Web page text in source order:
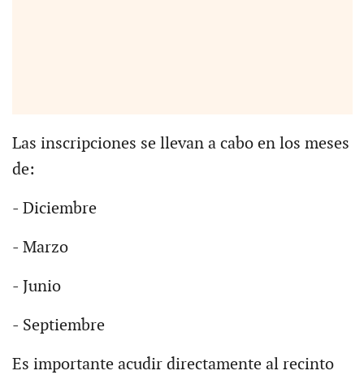
Las inscripciones se llevan a cabo en los meses
de:
- Diciembre
- Marzo
- Junio
- Septiembre
Es importante acudir directamente al recinto